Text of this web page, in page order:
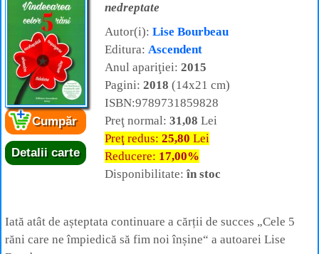
Cumpăr
Detalii carte
nedreptate
Autor(i): Lise Bourbeau
Editura: Ascendent
Anul apariţiei: 2015
Pagini: 2018 (14x21 cm)
ISBN:9789731859828
Preţ normal: 31,08 Lei
Preţ redus: 25,80 Lei
Reducere: 17,00%
Disponibilitate:în stoc
Iată atât de așteptata continuare a cărții de succes „Cele 5
răni care ne împiedică să fim noi înșine“ a autoarei Lise